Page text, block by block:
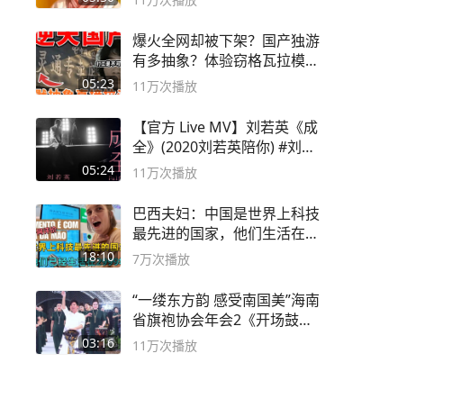
05:23
爆火全网却被下架？国产独游
有多抽象？体验窃格瓦拉模拟
器！
11万次播放
05:24
【官方 Live MV】刘若英《成
全》(2020刘若英陪你) #刘若
英 #成全
11万次播放
18:10
巴西夫妇：中国是世界上科技
最先进的国家，他们生活在
2999年
7万次播放
03:16
“一缕东方韵 感受南国美”海南
省旗袍协会年会2《开场鼓》
二团
11万次播放